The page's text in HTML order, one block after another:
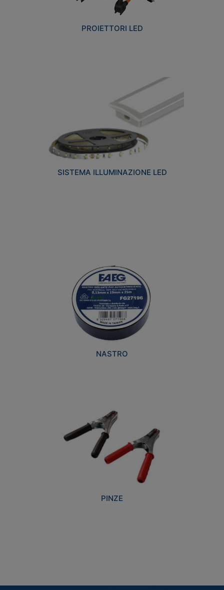
PROIETTORI LED
SISTEMA ILLUMINAZIONE LED
NASTRO
PINZE